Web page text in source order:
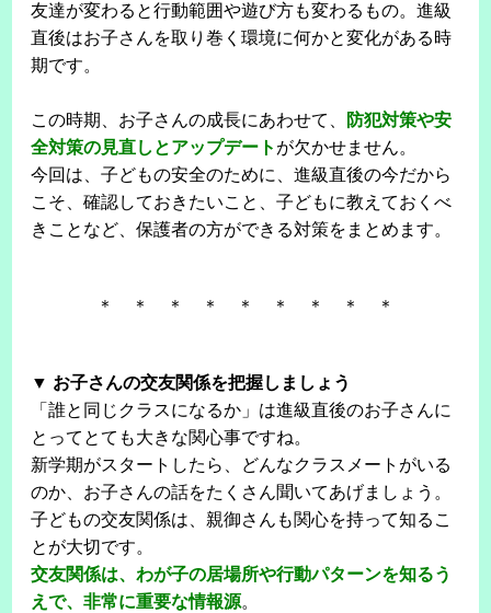
友達が変わると行動範囲や遊び方も変わるもの。進級
直後はお子さんを取り巻く環境に何かと変化がある時
期です。
この時期、お子さんの成長にあわせて、
防犯対策や安
全対策の見直しとアップデート が欠かせません。
今回は、子どもの安全のために、進級直後の今だから
こそ、確認しておきたいこと、子どもに教えておくべ
きことなど、保護者の方ができる対策をまとめます。
＊ ＊ ＊ ＊ ＊ ＊ ＊ ＊ ＊
▼ お子さんの交友関係を把握しましょう
「誰と同じクラスになるか」は進級直後のお子さんに
とってとても大きな関心事ですね。
新学期がスタートしたら、どんなクラスメートがいる
のか、お子さんの話をたくさん聞いてあげましょう。
子どもの交友関係は、親御さんも関心を持って知るこ
とが大切です。
交友関係は、わが子の居場所や行動パターンを知るう
えで、非常に重要な情報源。